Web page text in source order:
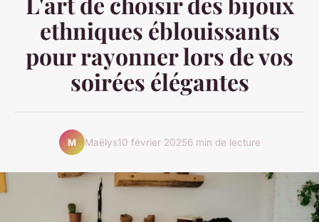
ethniques éblouissants
pour rayonner lors de vos
soirées élégantes
M Maëlys10 février 20256 min de lecture